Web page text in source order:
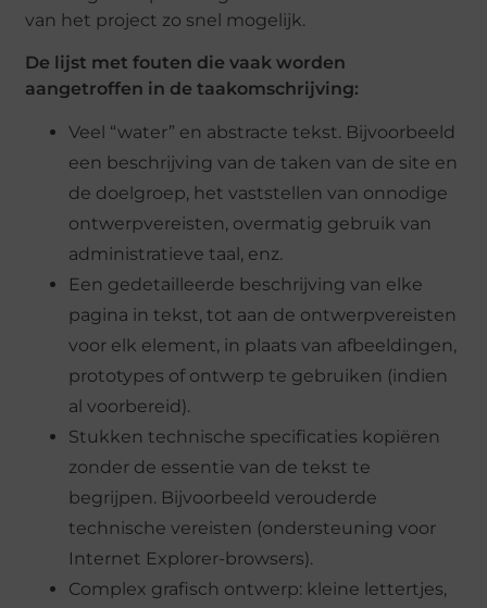
van het project zo snel mogelijk.
De lijst met fouten die vaak worden
aangetroffen in de taakomschrijving:
Veel “water” en abstracte tekst. Bijvoorbeeld
een beschrijving van de taken van de site en
de doelgroep, het vaststellen van onnodige
ontwerpvereisten, overmatig gebruik van
administratieve taal, enz.
Een gedetailleerde beschrijving van elke
pagina in tekst, tot aan de ontwerpvereisten
voor elk element, in plaats van afbeeldingen,
prototypes of ontwerp te gebruiken (indien
al voorbereid).
Stukken technische specificaties kopiëren
zonder de essentie van de tekst te
begrijpen. Bijvoorbeeld verouderde
technische vereisten (ondersteuning voor
Internet Explorer-browsers).
Complex grafisch ontwerp: kleine lettertjes,